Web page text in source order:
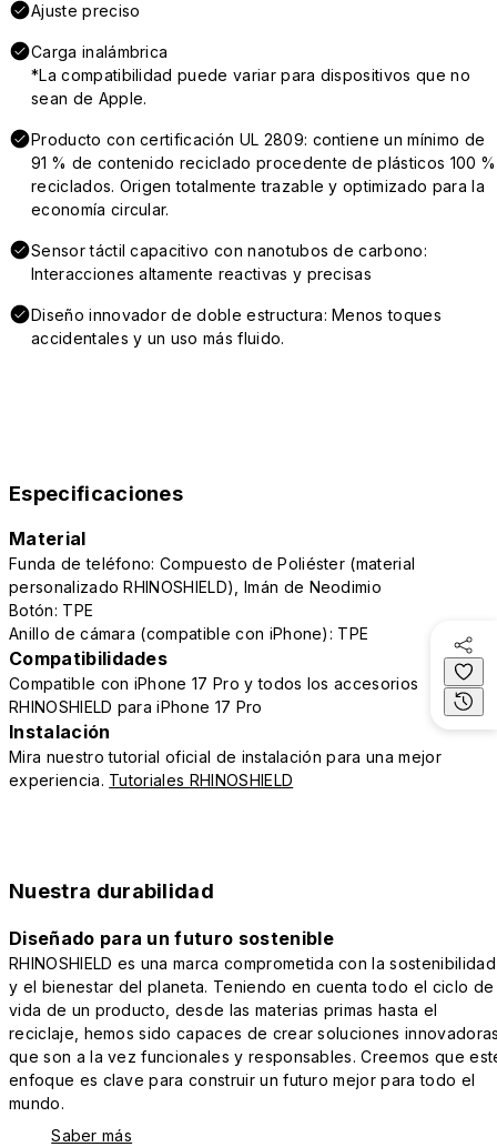
Ajuste preciso
Carga inalámbrica
*La compatibilidad puede variar para dispositivos que no
sean de Apple.
Producto con certificación UL 2809: contiene un mínimo de
91 % de contenido reciclado procedente de plásticos 100 %
reciclados. Origen totalmente trazable y optimizado para la
economía circular.
Sensor táctil capacitivo con nanotubos de carbono:
Interacciones altamente reactivas y precisas
Diseño innovador de doble estructura: Menos toques
accidentales y un uso más fluido.
Especificaciones
Material
Funda de teléfono: Compuesto de Poliéster (material
personalizado RHINOSHIELD), Imán de Neodimio
Botón: TPE
Anillo de cámara (compatible con iPhone): TPE
Compatibilidades
Compatible con iPhone 17 Pro y todos los accesorios
RHINOSHIELD para iPhone 17 Pro
Instalación
Mira nuestro tutorial oficial de instalación para una mejor
experiencia. Tutoriales RHINOSHIELD
Nuestra durabilidad
Diseñado para un futuro sostenible
RHINOSHIELD es una marca comprometida con la sostenibilidad
y el bienestar del planeta. Teniendo en cuenta todo el ciclo de
vida de un producto, desde las materias primas hasta el
reciclaje, hemos sido capaces de crear soluciones
que son a la vez funcionales y responsables. Creemos que
enfoque es clave para construir un futuro mejor para todo el
mundo.
Saber más